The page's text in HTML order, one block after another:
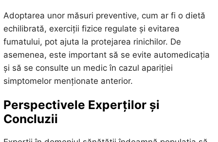
Adoptarea unor măsuri preventive, cum ar fi o dietă
echilibrată, exerciții fizice regulate și evitarea
fumatului, pot ajuta la protejarea rinichilor. De
asemenea, este important să se evite automedicația
și să se consulte un medic în cazul apariției
simptomelor menționate anterior.
Perspectivele Experților și
Concluzii